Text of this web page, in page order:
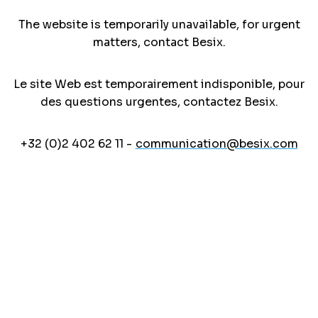
The website is temporarily unavailable, for urgent
matters, contact Besix.
Le site Web est temporairement indisponible, pour
des questions urgentes, contactez Besix.
+32 (0)2 402 62 11 - communication@besix.com